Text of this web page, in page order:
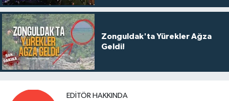
Zonguldak'ta Yürekler Ağza
Geldi!
EDITÖR HAKKINDA